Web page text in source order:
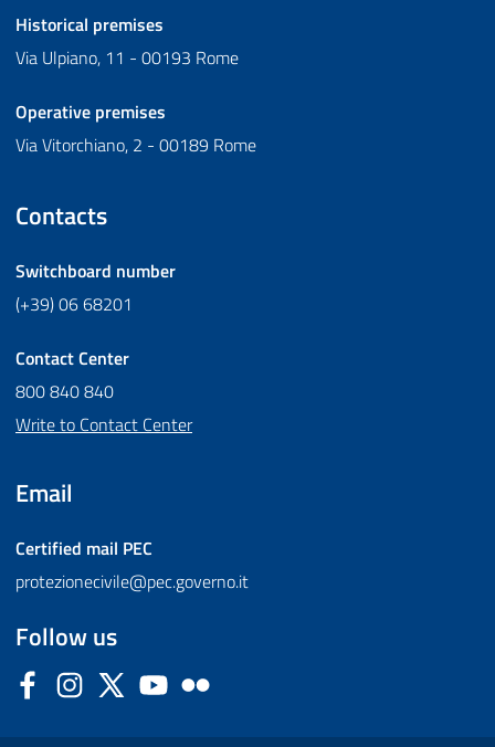
Historical premises
Via Ulpiano, 11 - 00193 Rome
Operative premises
Via Vitorchiano, 2 - 00189 Rome
Contacts
Switchboard number
(+39) 06 68201
Contact Center
800 840 840
Write to Contact Center
Email
Certified mail PEC
protezionecivile@pec.governo.it
Follow us
FacebookInstagram
Twitter YouTube